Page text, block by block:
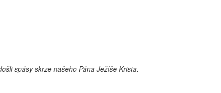
spásy skrze našeho Pána Ježíše Krista.